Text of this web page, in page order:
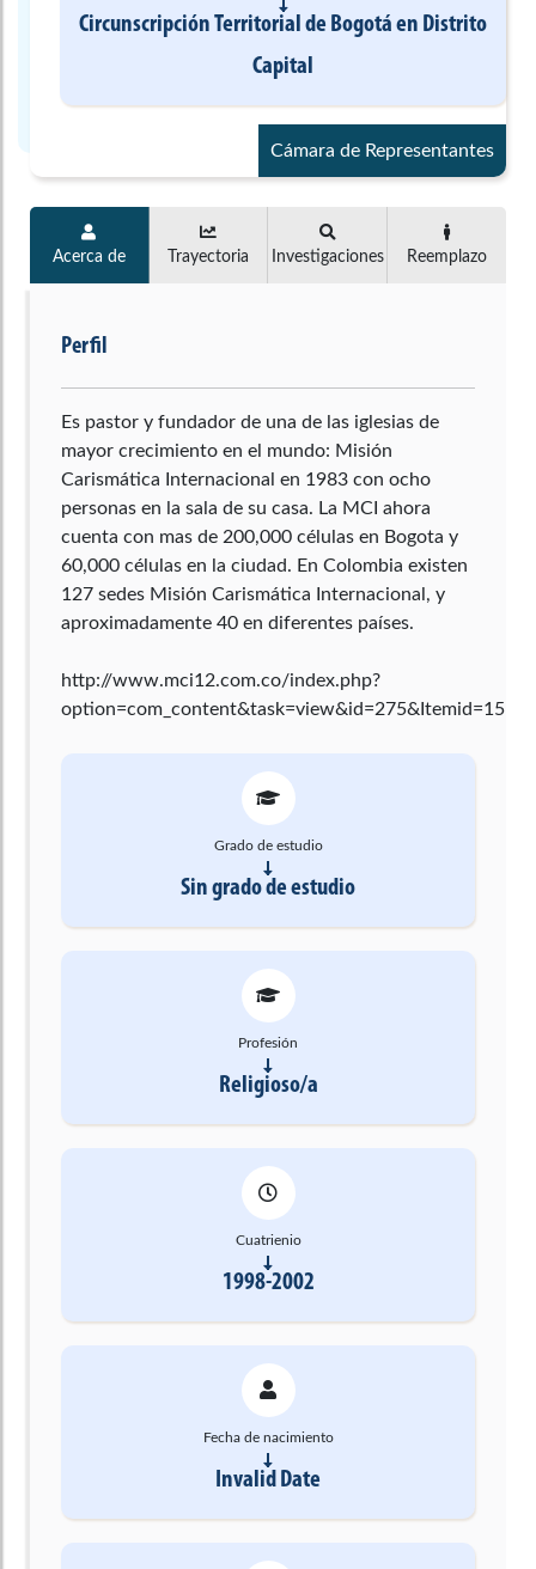
Circunscripción Territorial de Bogotáen Distrito
Capital
Cámara de Representantes
Acerca de Trayectoria Investigaciones Reemplazo
Perfil
Es pastor y fundador de una de las iglesias de
mayor crecimiento en el mundo: Misión
Carismática Internacional en 1983 con ocho
personas en la sala de su casa. La MCI ahora
cuenta con mas de 200,000 células en Bogota y
60,000 células en la ciudad. En Colombia existen
127 sedes Misión Carismática Internacional, y
aproximadamente 40 en diferentes países.
http://www.mci12.com.co/index.php?
option=com_content&task=view&id=275&Itemid=158
Grado de estudio
Sin grado de estudio
Profesión
Religioso/a
Cuatrienio
1998-2002
Fecha de nacimiento
Invalid Date